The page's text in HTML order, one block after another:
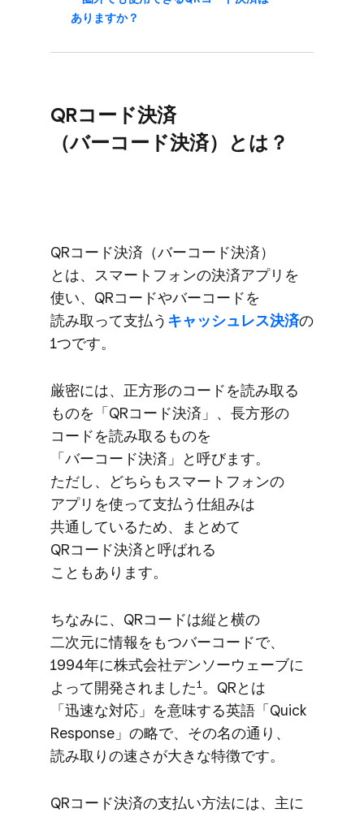
ありますか？
QRコード決済​
（バーコード決済）とは？
QRコード決済​（バーコード決済）
とは、​スマートフォンの​決済アプリを​
使い、​QRコードや​バーコードを​
読み取って​支払う ​キャッシュレス決済の​
1つです。
厳密には、​正方​形の​コードを​読み取る​
ものを​「QRコード決済」、​長方​形の​
コードを​読み取る​ものを​
「バーコード決済」と​呼びます。​
ただし、​どちらも​スマートフォンの​
アプリを​使って​支払う​仕組みは​
共通している​ため、​まとめて​
QRコード決済と​呼ばれる​
こともあります。
ちなみに、​QRコードは​​縦と​​横の​​
二次元に​​情報を​​もつ​​バーコードで、​​
1994年に​​株式会社デンソーウェーブに​​
よって​​開発されました1 。​​QRとは​​
「迅速な​​対応」を​​意味する​​英語​「Quick
Response」の​​略で、​​その名の​​通り、​​
読み取りの​​速さが​​大きな​​特徴です。
QRコード決済の​支払い方​法には、​主に​